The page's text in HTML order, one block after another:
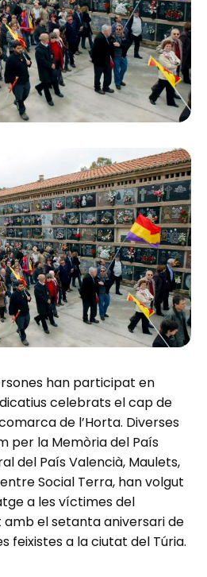
han participat en
celebrats el cap de
de l’Horta. Diverses
per la Memòria del País
del País Valencià, Maulets,
Social Terra, han volgut
a les víctimes del
el setanta aniversari de
feixistes a la ciutat del Túria.